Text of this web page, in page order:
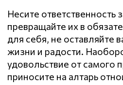
Несите ответственность
превращайте их в
для себя, не оставляйте
жизни и радости.
удовольствие от самого
приносите на алтарь